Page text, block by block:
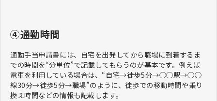
④通勤時間
通勤手当申請書には、自宅を出発してから職場に到着するま
での時間を“分単位”で記載してもらうのが基本です。例えば
電車を利用している場合は、“自宅→徒歩5分→○○駅→○○
線30分→徒歩5分→職場”のように、徒歩での移動時間や乗り
換え時間などの情報も記載します。